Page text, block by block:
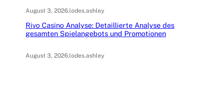
August 3, 2026.lodes.ashley
Rivo Casino Analyse: Detaillierte Analyse des
gesamten Spielangebots und Promotionen
August 3, 2026.lodes.ashley